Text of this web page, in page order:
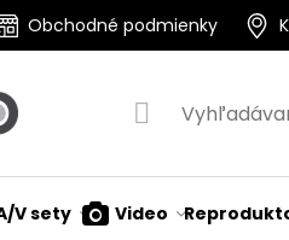
Obchodné podmienky
V sety Video